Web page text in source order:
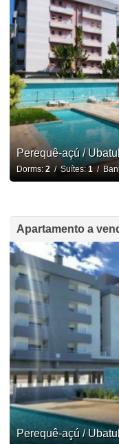
Perequê-açú /
Dorms: 2/ Suítes: 1 /
Apartamento a
Perequê-açú /